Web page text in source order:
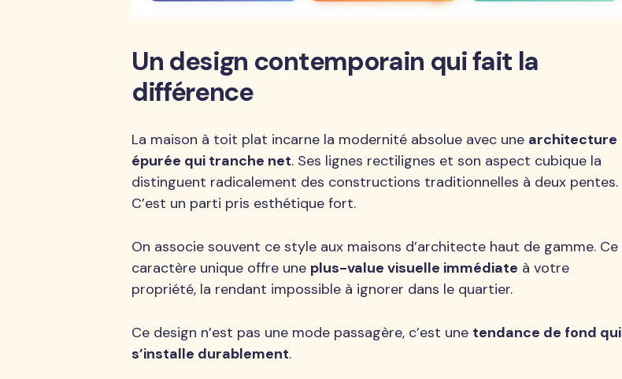
Un design contemporain qui fait la
différence
La maison à toit plat incarne la modernité absolue avec une architecture
épurée qui tranche net. Ses lignes rectilignes et son aspect cubique la
distinguent radicalement des constructions traditionnelles à deux pentes.
C’est un parti pris esthétique fort.
On associe souvent ce style aux maisons d’architecte haut de gamme. Ce
caractère unique offre une plus-value visuelle immédiate à votre
propriété, la rendant impossible à ignorer dans le quartier.
Ce design n’est pas une mode passagère, c’est une tendance de fond qui
s’installe durablement.